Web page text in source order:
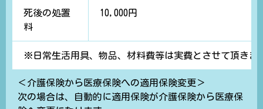
死後の処置
料
※日常生活用具、物品、材料費等は実費とさせて頂き
＜介護保険から医療保険への適用保険変更＞
次の場合は、自動的に適用保険が介護保険から医療保